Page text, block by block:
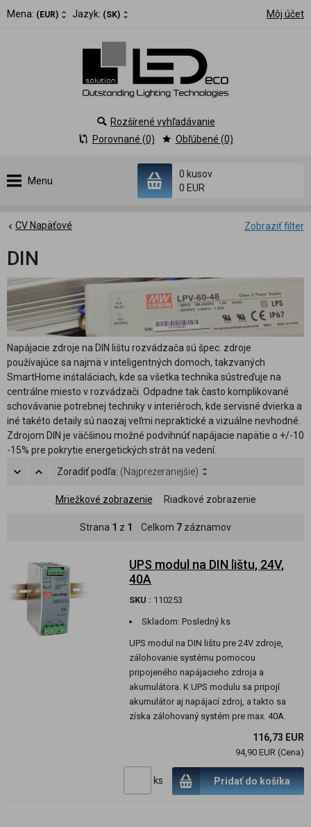
Mena: (EUR) Jazyk: (SK) Môj účet
Menu
0 kusov
0 EUR
Rozšírené vyhľadávanie
Porovnané (0)
Obľúbené (0)
Zobraziť filter
CV Napäťové
DIN
Napájacie zdroje na DIN lištu rozvádzača sú špec. zdroje
používajúce sa najmä v inteligentných domoch, takzvaných
SmartHome inśtaláciach, kde sa všetka technika sústreďuje na
centrálne miesto v rozvádzači. Odpadne tak často komplikované
schovávanie potrebnej techniky v interiéroch, kde servisné dvierka a
iné takéto detaily sú naozaj veľmi nepraktické a vizuálne nevhodné.
Zdrojom DIN je väčšinou možné podvihnúť napájacie napätie o +/-10
-15% pre pokrytie energetických strát na vedení.
Zoradiť podľa: (Najprezeranejšie)
Mriežkové zobrazenie Riadkové zobrazenie
Strana 1 z 1 Celkom 7 záznamov
UPS modul na DIN lištu, 24V,
40A
SKU : 110253
Skladom:Posledný ks
UPS modul na DIN lištu pre 24V zdroje,
zálohovanie systému pomocou
pripojeného napájacieho zdroja a
akumulátora. K UPS modulu sa pripojí
akumulátor aj napájací zdroj, a takto sa
získa zálohovaný systém pre max. 40A.
116,73 EUR
94,90 EUR (Cena)
ks Pridať do košíka